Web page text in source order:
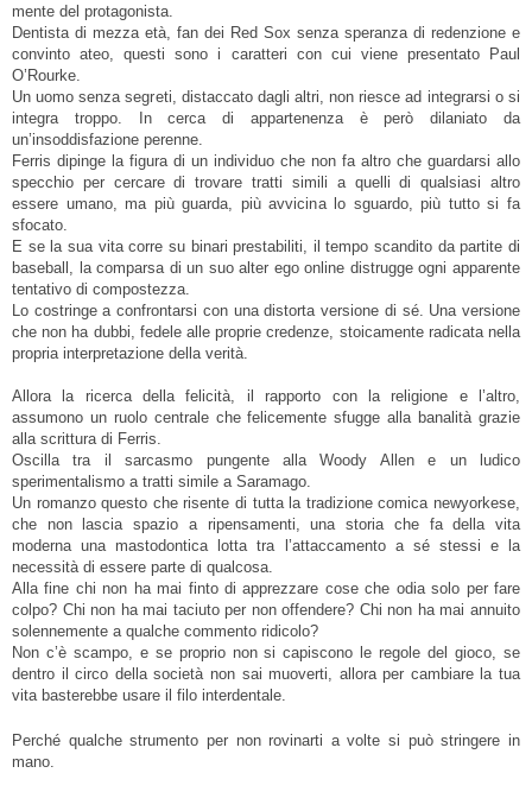
mente del protagonista.
Dentista di mezza età, fan dei Red Sox senza speranza di redenzione e
convinto ateo, questi sono i caratteri con cui viene presentato Paul
O’Rourke.
Un uomo senza segreti, distaccato dagli altri, non riesce ad integrarsi o si
integra troppo. In cerca di appartenenza è però dilaniato da
un’insoddisfazione perenne.
Ferris dipinge la figura di un individuo che non fa altro che guardarsi allo
specchio per cercare di trovare tratti simili a quelli di qualsiasi altro
essere umano, ma più guarda, più avvicina lo sguardo, più tutto si fa
sfocato.
E se la sua vita corre su binari prestabiliti, il tempo scandito da partite di
baseball, la comparsa di un suo alter ego online distrugge ogni apparente
tentativo di compostezza.
Lo costringe a confrontarsi con una distorta versione di sé. Una versione
che non ha dubbi, fedele alle proprie credenze, stoicamente radicata nella
propria interpretazione della verità.
Allora la ricerca della felicità, il rapporto con la religione e l’altro,
assumono un ruolo centrale che felicemente sfugge alla banalità grazie
alla scrittura di Ferris.
Oscilla tra il sarcasmo pungente alla Woody Allen e un ludico
sperimentalismo a tratti simile a Saramago.
Un romanzo questo che risente di tutta la tradizione comica newyorkese,
che non lascia spazio a ripensamenti, una storia che fa della vita
moderna una mastodontica lotta tra l’attaccamento a sé stessi e la
necessità di essere parte di qualcosa.
Alla fine chi non ha mai finto di apprezzare cose che odia solo per fare
colpo? Chi non ha mai taciuto per non offendere? Chi non ha mai annuito
solennemente a qualche commento ridicolo?
Non c’è scampo, e se proprio non si capiscono le regole del gioco, se
dentro il circo della società non sai muoverti, allora per cambiare la tua
vita basterebbe usare il filo interdentale.
Perché qualche strumento per non rovinarti a volte si può stringere in
mano.